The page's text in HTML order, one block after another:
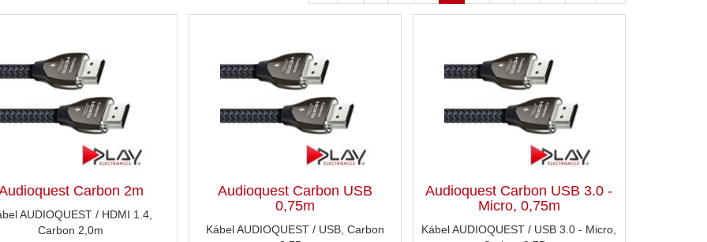
Carbon 2m
AUDIOQUEST / HDMI 1.4,
Carbon 2,0m
Audioquest Carbon USB
0,75m
Kábel AUDIOQUEST / USB, Carbon
Audioquest Carbon USB 3.0 -
Micro, 0,75m
Kábel AUDIOQUEST / USB 3.0 - Micro,